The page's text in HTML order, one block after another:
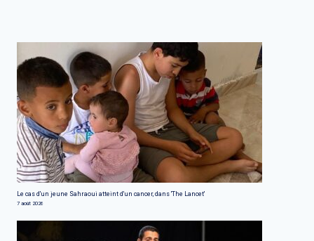
Le cas d'un jeune Sahraoui atteint d'un cancer, dans 'The Lancet'
7 août 2026